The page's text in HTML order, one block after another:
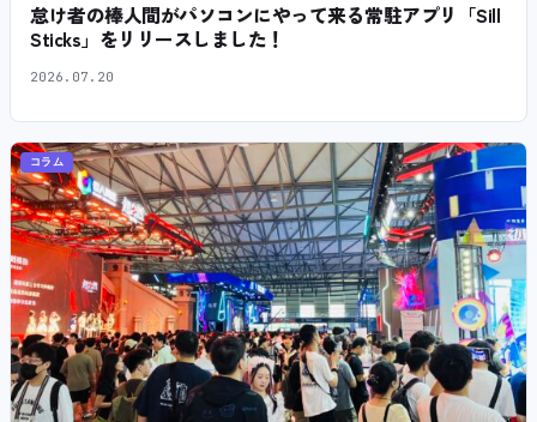
怠け者の棒人間がパソコンにやって来る常駐アプリ「Sill
Sticks」をリリースしました！
2026.07.20
コラム